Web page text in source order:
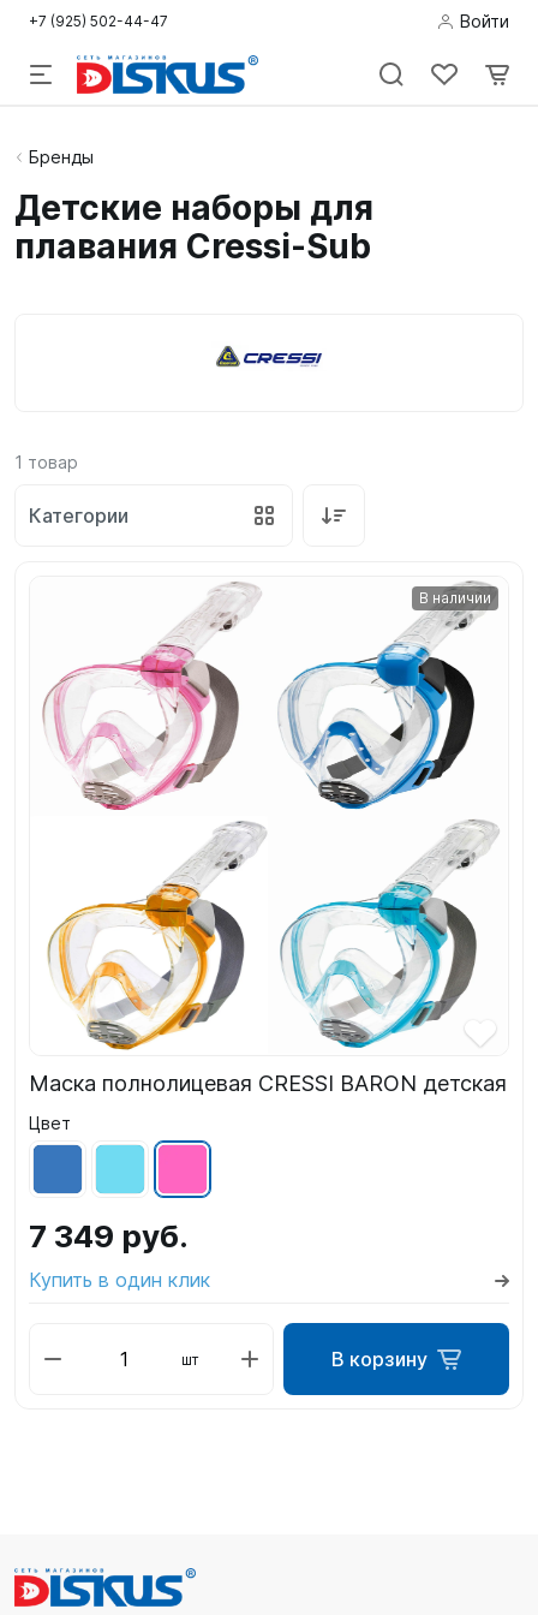
+7 (925) 502-44-47 Войти
Подводная
Дайвинг
Подарочные
Карты
Бренды
Акции
Бренды
Детские наборы для
плавания Cressi-Sub
1 товар
Категории
В наличии
Маска полнолицевая CRESSI BARON детская
Цвет
7 349 руб.
Купить в один клик
шт В корзину